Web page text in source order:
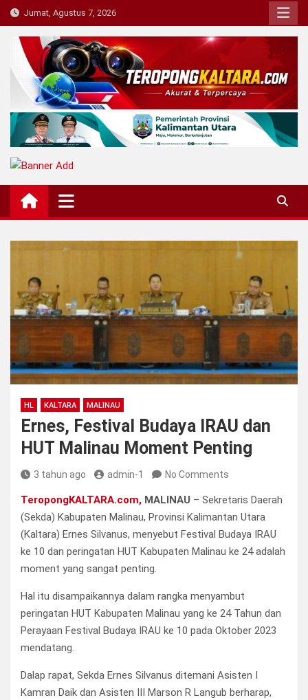
Skip
to
content
Jumat, Agustus 7, 2026
Teropong Kaltara
Beranda Informasi Kalimantan Utara
HL KALTARA MALINAU
Ernes, Festival Budaya IRAU dan
HUT Malinau Moment Penting
3 tahun ago admin-1 No Comments
TeropongKALTARA.com, MALINAU – Sekretaris Daerah
(Sekda) Kabupaten Malinau, Provinsi Kalimantan Utara
(Kaltara) Ernes Silvanus, menyebut Festival Budaya IRAU
ke 10 dan peringatan HUT Kabupaten Malinau ke 24 adalah
moment yang sangat penting.
Hal itu disampaikannya dalam rangka menyambut
peringatan HUT Kabupaten Malinau yang ke 24 Tahun dan
Perayaan Festival Budaya IRAU ke 10 pada Oktober 2023
mendatang.
Dalap rapat, Sekda Ernes Silvanus ditemani Asisten I
Kamran Daik dan Asisten III Marson R Langub berharap,